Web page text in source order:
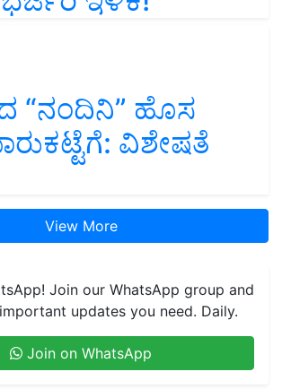
“ನಂದಿನಿ” ಹೊಸ
ವಿಶೇಷತೆ
View More
Join our WhatsApp group and
updates you need. Daily.
Join on WhatsApp